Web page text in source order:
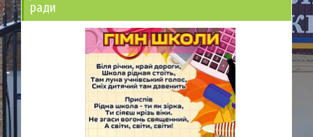
ради